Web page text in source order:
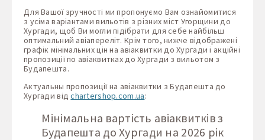
Для Вашої зручності ми пропонуємо Вам ознайомитися
з усіма варіантами вильотів з різних міст Угорщини до
Хургади, щоб Ви могли підібрати для себе найбільш
оптимальний авіапереліт. Крім того, нижче відображені
графік мінімальних цін на авіаквитки до Хургади і акційні
пропозиції по авіаквитках до Хургади з вильотом з
Будапешта.
Актуальны пропозиції на авіаквитки з Будапешта до
Хургади відchartershop.com.ua:
Мінімальна вартість авіаквитків з
Будапешта до Хургади на 2026 рік